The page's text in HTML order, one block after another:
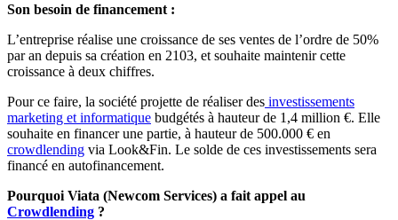
Son besoin de financement :
L’entreprise réalise une croissance de ses ventes de l’ordre de 50%
par an depuis sa création en 2103, et souhaite maintenir cette
croissance à deux chiffres.
Pour ce faire, la société projette de réaliser des investissements
marketing et informatique budgétés à hauteur de 1,4 million €. Elle
souhaite en financer une partie, à hauteur de 500.000 € en
crowdlending via Look&Fin. Le solde de ces investissements sera
financé en autofinancement.
Pourquoi Viata (Newcom Services) a fait appel au
Crowdlending ?